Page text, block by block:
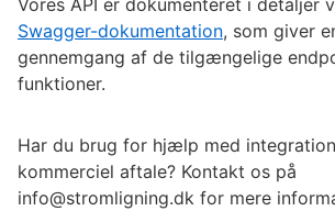
Vores API er dokumenteret i detaljer
Swagger-dokumentation, som giver
gennemgang af de tilgængelige
funktioner.
Har du brug for hjælp med
kommerciel aftale? Kontakt os på
info@stromligning.dk for mere